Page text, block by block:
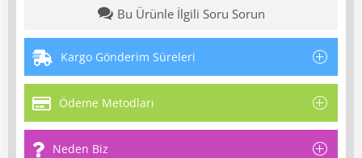
Bu Ürünle İlgili Soru Sorun
Kargo Gönderim Süreleri
Ödeme Metodları
Neden Biz